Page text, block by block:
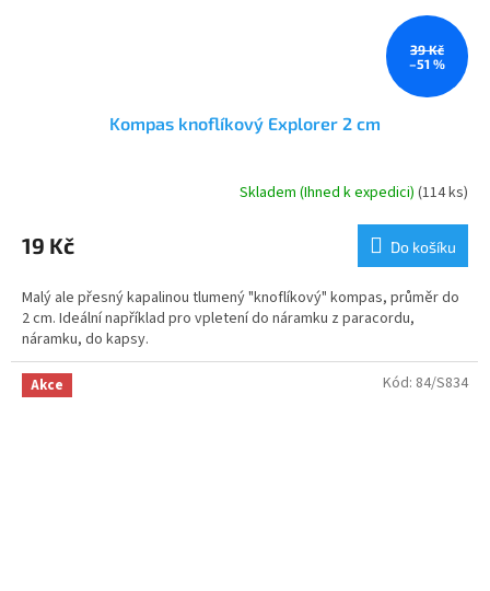
39 Kč
–51 %
Kompas knoflíkový Explorer 2 cm
produktu
je
z
5
hvězdiček.
Skladem (Ihned k expedici)(114 ks)
19 Kč Do košíku
Malý ale přesný kapalinou tlumený "knoflíkový" kompas, průměr do
2 cm. Ideální například pro vpletení do náramku z paracordu,
náramku, do kapsy.
Akce Kód: 84/S834